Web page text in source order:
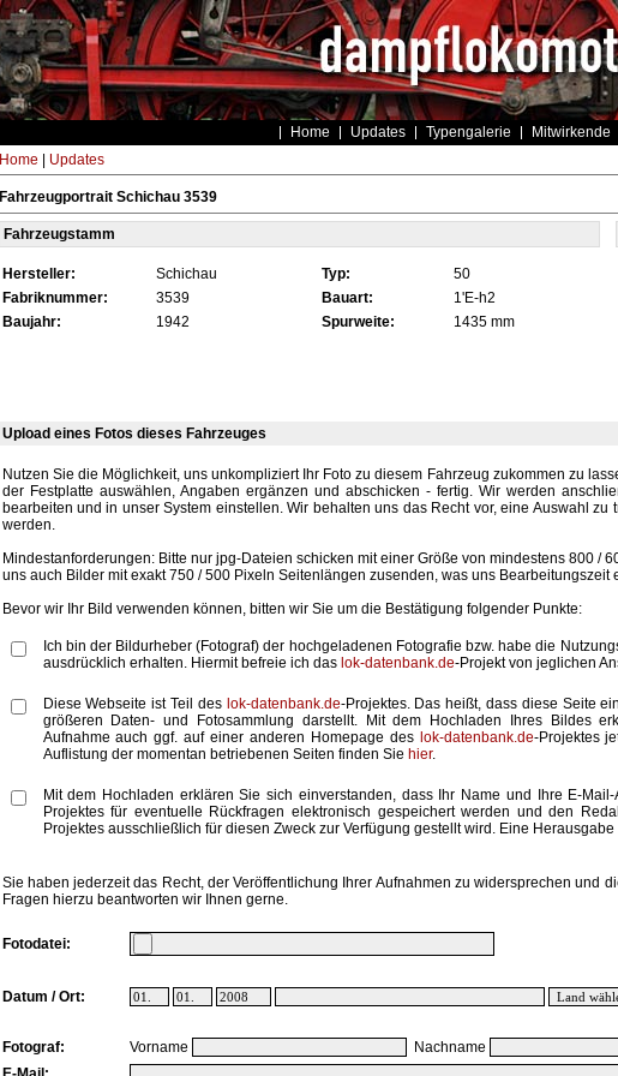
Home Updates Typengalerie Mitwirkende
Home Updates
Fahrzeugportrait Schichau 3539
Fahrzeugstamm
Hersteller: Schichau Typ:
50
Fabriknummer:
3539 Bauart:
1'E-h2
Baujahr:
1942 Spurweite: 1435 mm
Upload eines Fotos dieses Fahrzeuges
Nutzen Sie die Möglichkeit, uns unkompliziert Ihr Foto zu diesem Fahrzeug zukommen zu
der Festplatte auswählen, Angaben ergänzen und abschicken - fertig. Wir werden
bearbeiten und in unser System einstellen. Wir behalten uns das Recht vor, eine Auswahl zu
werden.
Mindestanforderungen: Bitte nur jpg-Dateien schicken mit einer Größe von mindestens 800 /
uns auch Bilder mit exakt 750 / 500 Pixeln Seitenlängen zusenden, was uns Bearbeitungszeit
Bevor wir Ihr Bild verwenden können, bitten wir Sie um die Bestätigung folgender Punkte:
Ich bin der Bildurheber (Fotograf) der hochgeladenen Fotografie bzw. habe die
ausdrücklich erhalten. Hiermit befreie ich das lok-datenbank.de-Projekt von jeglichen
Diese Webseite ist Teil des lok-datenbank.de-Projektes. Das heißt, dass diese Seite
größeren Daten- und Fotosammlung darstellt. Mit dem Hochladen Ihres Bildes
Aufnahme auch ggf. auf einer anderen Homepage des lok-datenbank.de-Projektes
Auflistung der momentan betriebenen Seiten finden Sie hier.
Mit dem Hochladen erklären Sie sich einverstanden, dass Ihr Name und Ihre E-
Projektes für eventuelle Rückfragen elektronisch gespeichert werden und den
Projektes ausschließlich für diesen Zweck zur Verfügung gestellt wird. Eine
Sie haben jederzeit das Recht, der Veröffentlichung Ihrer Aufnahmen zu widersprechen und
Fragen hierzu beantworten wir Ihnen gerne.
Fotodatei:
Datum / Ort:
Fotograf: Vorname
Nachname